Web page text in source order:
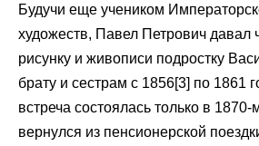
Будучи еще учеником
художеств, Павел Петрович давал
рисунку и живописи подростку
брату и сестрам с 1856[3] по 1861
встреча состоялась только в 1870-
вернулся из пенсионерской